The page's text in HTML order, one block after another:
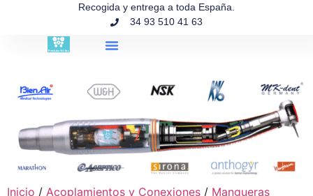
Recogida y entrega a toda España.
34 93 510 41 63
Inicio / Acoplamientos y Conexiones / Mangueras